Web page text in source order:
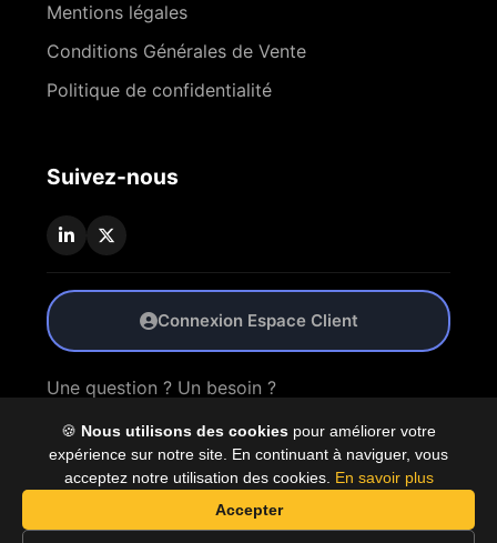
🍪 Nous utilisons des cookies pour améliorer votre
expérience sur notre site. En continuant à naviguer, vous
acceptez notre utilisation des cookies. En savoir plus
Accepter
Mentions légales
Conditions Générales de Vente
Politique de confidentialité
Suivez-nous
Connexion Espace Client
Une question ? Un besoin ?
Nous Contacter